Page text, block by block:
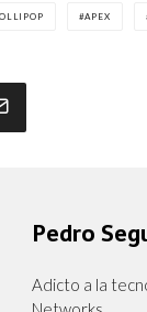
APEX
Pedro
Adicto a la